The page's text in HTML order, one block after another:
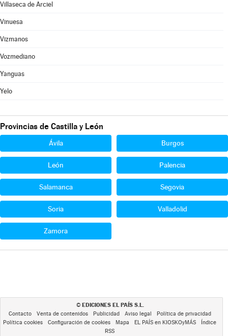
Villaseca de Arciel
Vinuesa
Vizmanos
Vozmediano
Yanguas
Yelo
Provincias de Castilla y León
Ávila Burgos
León Palencia
Salamanca Segovia
Soria Valladolid
Zamora
© EDICIONES EL PAÍS S.L.
Contacto Venta de contenidos Publicidad Aviso legal
Política de privacidad
Política cookies
Configuración de cookies Mapa EL PAÍS en KIOSKOyMÁS
Índice
RSS